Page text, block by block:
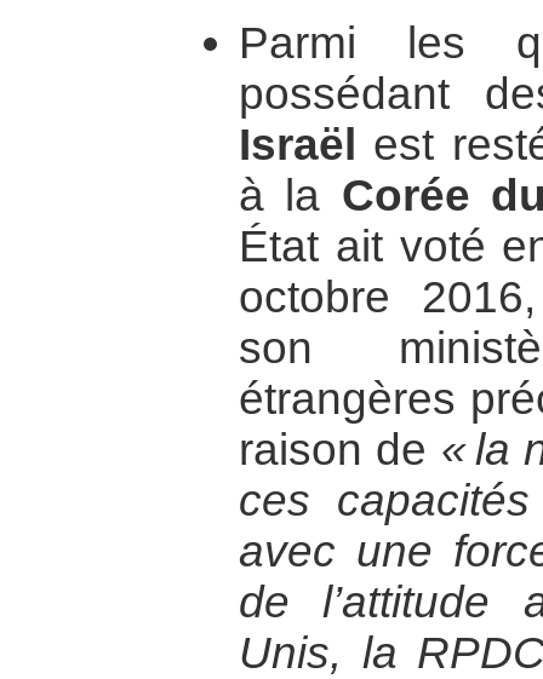
Parmi les
possédant
Israël est
à la Corée
État ait voté
octobre
son
étrangères
raison de « la
ces
avec une
de l’attitude
Unis, la